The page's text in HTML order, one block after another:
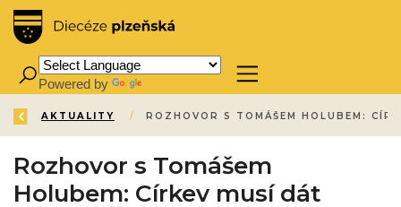
Powered by
ZPĚT
ÚVOD /
AKTUALITY /
Rozhovor s Tomášem
Holubem: Církev musí dát